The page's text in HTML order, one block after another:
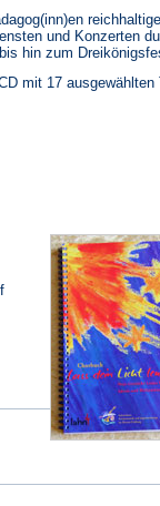
und Konzerten
hin zum
mit 17 ausgewählten